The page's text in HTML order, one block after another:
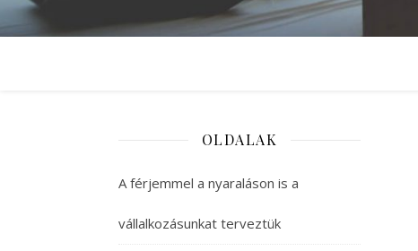
OLDALAK
A férjemmel a nyaraláson is a
vállalkozásunkat terveztük